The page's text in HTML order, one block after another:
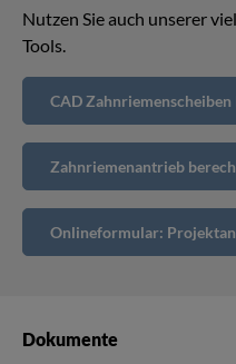
Nutzen Sie auch unserer
Tools.
CAD
Zahnriemenantrieb
Onlineformular:
Dokumente